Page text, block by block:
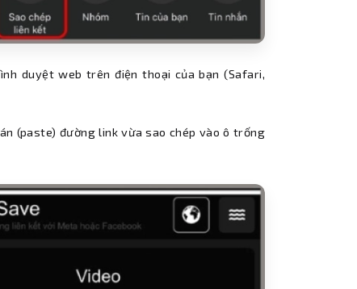
duyệt web trên điện thoại của bạn (Safari,
(paste) đường link vừa sao chép vào ô trống